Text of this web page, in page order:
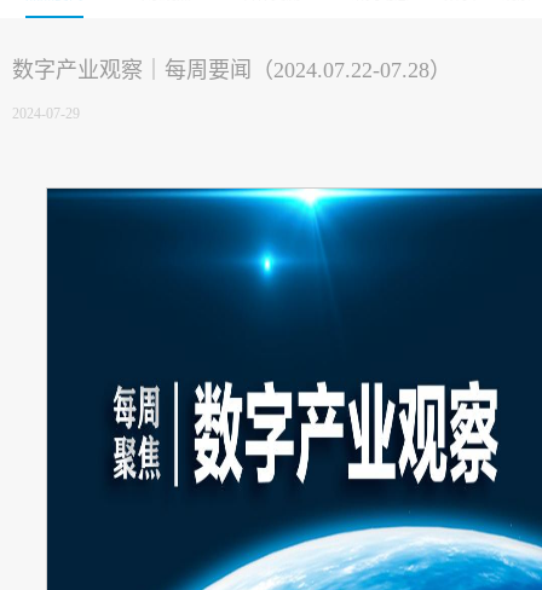
数字产业观察｜每周要闻（2024.07.22-07.28）
2024-07-29